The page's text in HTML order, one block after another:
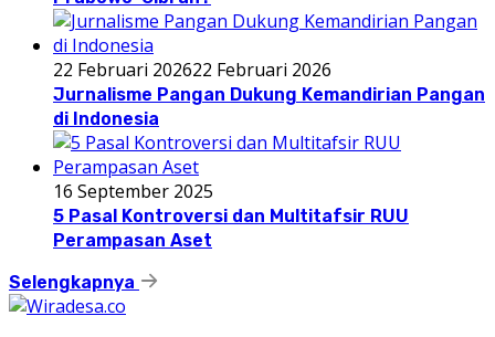
22 Februari 202622 Februari 2026
Jurnalisme Pangan Dukung Kemandirian Pangan
di Indonesia
16 September 2025
5 Pasal Kontroversi dan Multitafsir RUU
Perampasan Aset
Selengkapnya